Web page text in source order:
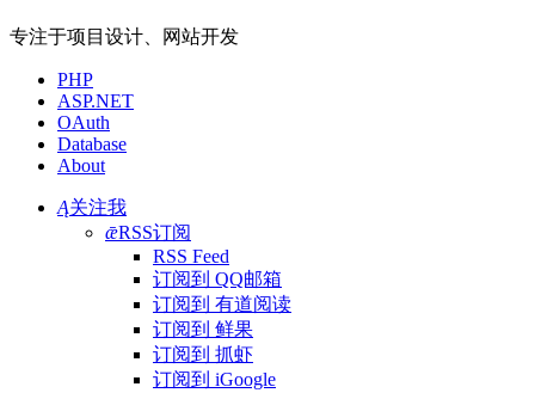
专注于项目设计、网站开发
PHP
ASP.NET
OAuth
Database
About
Ą关注我
ǣRSS订阅
RSS Feed
订阅到 QQ邮箱
订阅到 有道阅读
订阅到 鲜果
订阅到 抓虾
订阅到 iGoogle